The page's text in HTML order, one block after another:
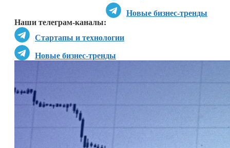
Новые бизнес-тренды
Наши телеграм-каналы:
Стартапы и технологии
Новые бизнес-тренды